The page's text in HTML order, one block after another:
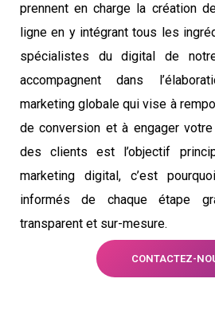
prennent en charge la création
ligne en y intégrant tous les
spécialistes du digital de
accompagnent dans
marketing globale qui vise à
de conversion et à engager
des clients est l’objectif
marketing digital, c’est
informés de chaque étape
transparent et sur-mesure.
CONTACTEZ-